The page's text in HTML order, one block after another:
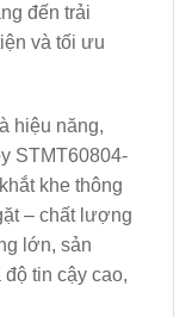
đến trải
và tối ưu
hiệu năng,
STMT60804-
khe thông
– chất lượng
lớn, sản
tin cậy cao,